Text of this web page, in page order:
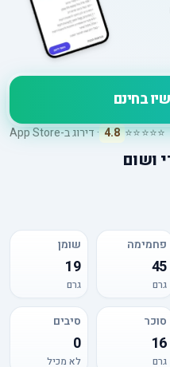
בחינם
⭐⭐⭐⭐⭐
4.8 · דירוג ב-App Store
ושום
פחמימה
45
גרם
שומן
19
גרם
סוכר
16
גרם
סיבים
0
לא מכיל